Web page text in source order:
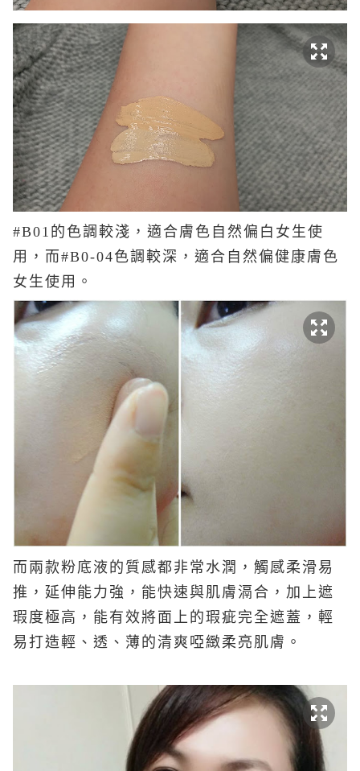
#B01的色調較淺，適合膚色自然偏白女生使
用，而#B0-04色調較深，適合自然偏健康膚色
女生使用。
而兩款粉底液的質感都非常水潤，觸感柔滑易
推，延伸能力強，能快速與肌膚滆合，加上遮
瑕度極高，能有效將面上的瑕疵完全遮蓋，輕
易打造輕、透、薄的清爽啞緻柔亮肌膚。